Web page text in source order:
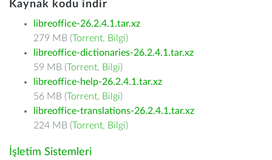
Kaynak kodu indir
libreoffice-26.2.4.1.tar.xz
279 MB (Torrent, Bilgi)
libreoffice-dictionaries-26.2.4.1.tar.xz
59 MB (Torrent, Bilgi)
libreoffice-help-26.2.4.1.tar.xz
56 MB (Torrent, Bilgi)
libreoffice-translations-26.2.4.1.tar.xz
224 MB (Torrent, Bilgi)
İşletim Sistemleri